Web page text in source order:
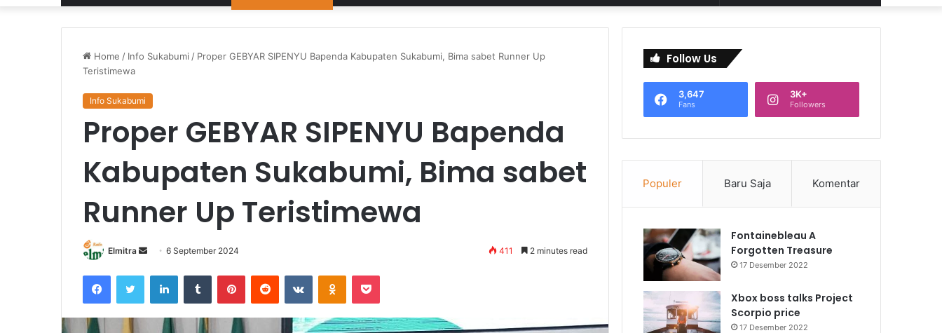
...
skin
Acak
Home / Info Sukabumi / Proper GEBYAR SIPENYU Bapenda Kabupaten Sukabumi, Bima sabet Runner Up
Teristimewa
Info Sukabumi
Proper GEBYAR SIPENYU Bapenda
Kabupaten Sukabumi, Bima sabet
Runner Up Teristimewa
Elmitra
Send
email
6 September 2024 411 2 minutes read
FacebookTwitter LinkedInTumblr PinterestReddit VKontakteOdnoklassniki
Pocket
Follow Us
3,647
Fans
3K+
Followers
Populer Baru Saja Komentar
Fontainebleau A
Forgotten Treasure
17 Desember 2022
Xbox boss talks Project
Scorpio price
17 Desember 2022